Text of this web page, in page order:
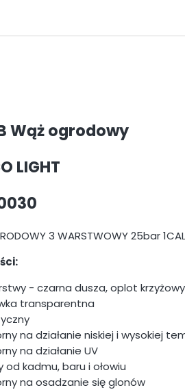
Wąż ogrodowy
LIGHT
- czarna dusza, oplot
transparentna
na działanie niskiej i wysokiej
na działanie UV
od kadmu, baru i ołowiu
na osadzanie się glonów